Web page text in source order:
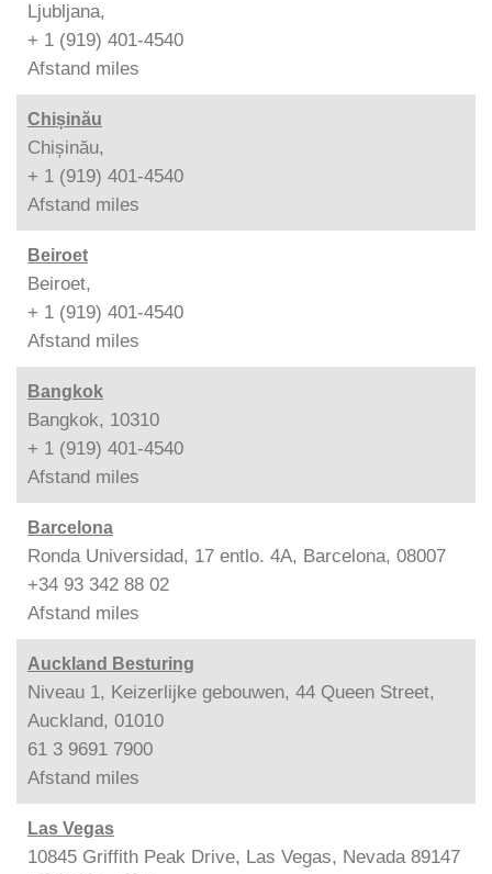
Ljubljana,
+ 1 (919) 401-4540
Afstand miles
Chișinău
Chișinău,
+ 1 (919) 401-4540
Afstand miles
Beiroet
Beiroet,
+ 1 (919) 401-4540
Afstand miles
Bangkok
Bangkok, 10310
+ 1 (919) 401-4540
Afstand miles
Barcelona
Ronda Universidad, 17 entlo. 4A, Barcelona, 08007
+34 93 342 88 02
Afstand miles
Auckland Besturing
Niveau 1, Keizerlijke gebouwen, 44 Queen Street,
Auckland, 01010
61 3 9691 7900
Afstand miles
Las Vegas
10845 Griffith Peak Drive, Las Vegas, Nevada 89147